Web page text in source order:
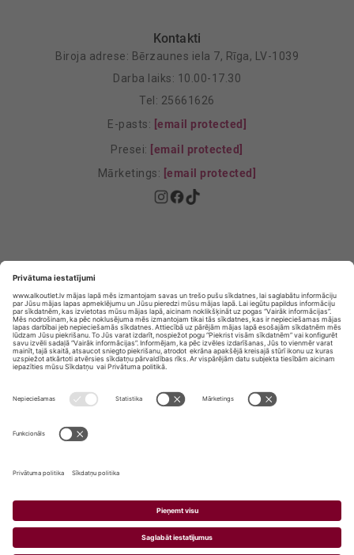
Kontakti
Biroja adrese: Bērzaunes iela 7, Rīga, LV-1039
Darba laiks: 10.00-17.30
Tel: 25661626
E-pasts: [email protected]
Presei: [email protected]
Mārketings: [email protected]
Privātuma Iestatījumi
E-veikala lietošanas noteikumi
ALKOHOLA PĀRDOŠANA, IEGĀDĀŠANĀS UN
NODOŠANA NEPILNGADĪGĀM PERSONĀM IR
AIZLIEGTA.